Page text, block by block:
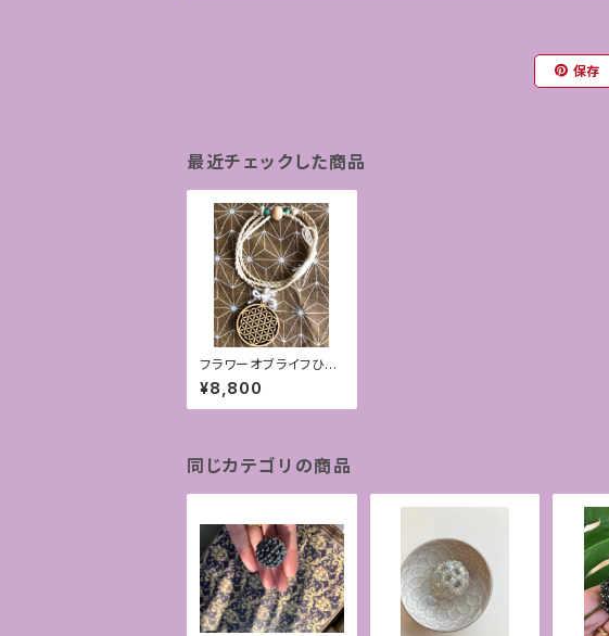
保存
最近チェックした商品
フラワーオブライフひの
きプレート＋精麻の撚り
紐ペンダント
¥8,800
同じカテゴリの商品